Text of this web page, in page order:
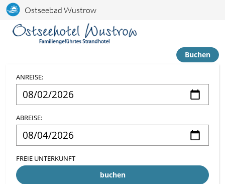
Ostseebad Wustrow
Buchen
ANREISE:
ABREISE:
FREIE UNTERKUNFT
buchen